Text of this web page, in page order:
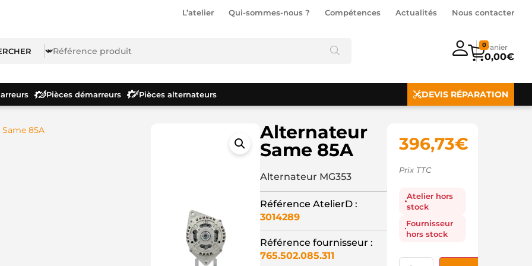
L’atelier Qui-sommes-nous ? Compétences Actualités Nous contacter
0,00€
0
Pièces démarreurs Pièces alternateurs DEVIS RÉPARATION
85A
Alternateur
Same 85A
Alternateur MG353
Référence AtelierD :
3014289
Référence fournisseur :
765.502.085.311
396,73€
Prix TTC
Atelier hors
stock
Fournisseur
hors stock